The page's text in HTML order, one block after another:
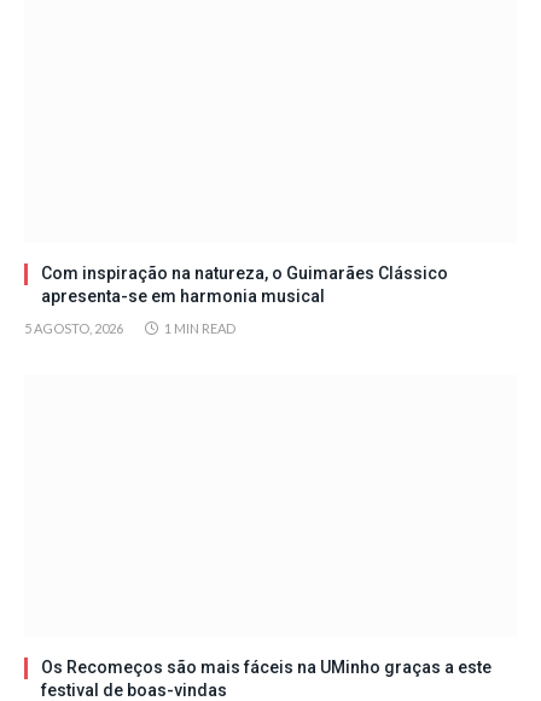
Com inspiração na natureza, o Guimarães Clássico
apresenta-se em harmonia musical
5 AGOSTO, 2026 1 MIN READ
Os Recomeços são mais fáceis na UMinho graças a este
festival de boas-vindas